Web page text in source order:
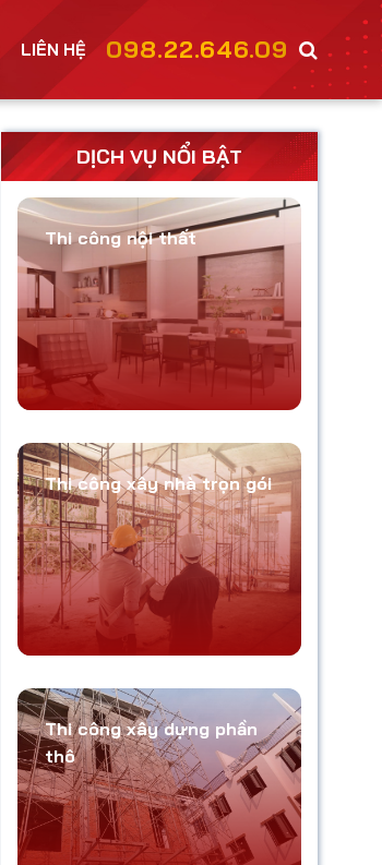
LIÊN HỆ 098.22.646.09
DỊCH VỤ NỔI BẬT
Thi công nội thất
Thi công xây nhà trọn gói
Thi công xây dựng phần
thô